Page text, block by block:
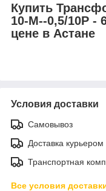
Купить
10-М--0,5/10Р -
цене в Астане
Условия доставки
Самовывоз
Доставка курьером
Транспортная
Все условия